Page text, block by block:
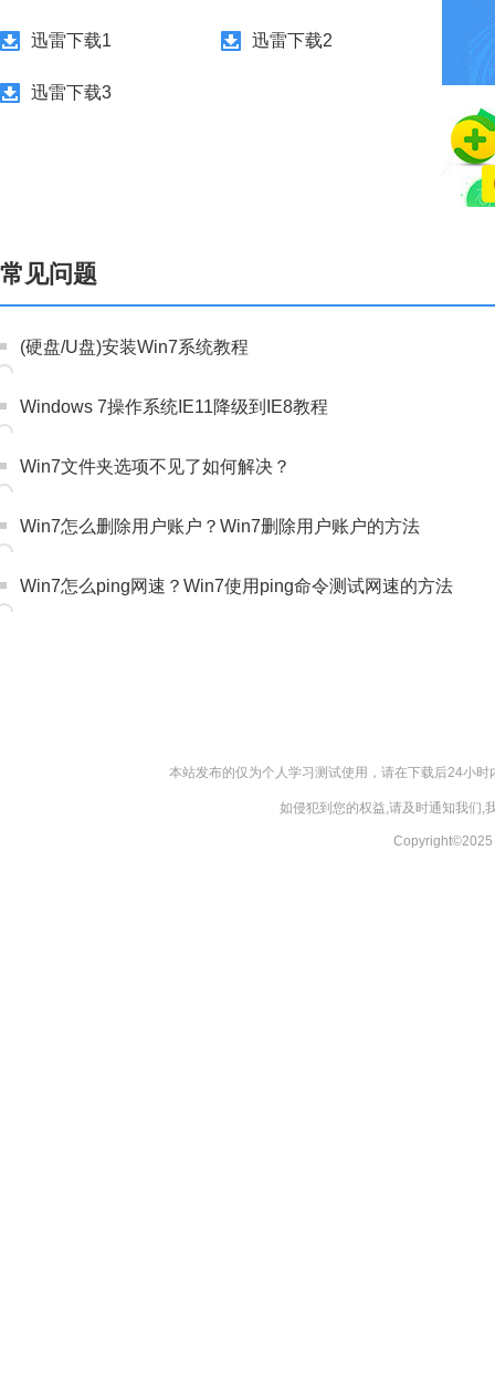
迅雷下载1 迅雷下载2
迅雷下载3
常见问题
(硬盘/U盘)安装Win7系统教程
Windows 7操作系统IE11降级到IE8教程
Win7文件夹选项不见了如何解决？
Win7怎么删除用户账户？Win7删除用户账户的方法
Win7怎么ping网速？Win7使用ping命令测试网速的方法
本站发布的仅为个人学习测试使用，请在下载后24小
如侵犯到您的权益,请及时通知我们,
Copyright©2025